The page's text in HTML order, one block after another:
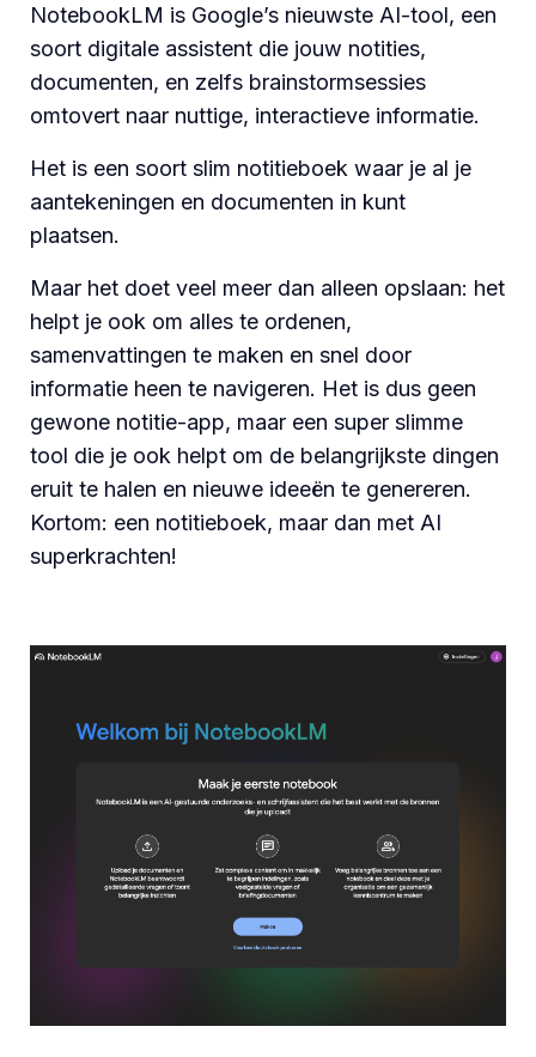
NotebookLM is Google’s nieuwste AI-tool, een
soort digitale assistent die jouw notities,
documenten, en zelfs brainstormsessies
omtovert naar nuttige, interactieve informatie.
Het is een soort slim notitieboek waar je al je
aantekeningen en documenten in kunt
plaatsen.
Maar het doet veel meer dan alleen opslaan: het
helpt je ook om alles te ordenen,
samenvattingen te maken en snel door
informatie heen te navigeren. Het is dus geen
gewone notitie-app, maar een super slimme
tool die je ook helpt om de belangrijkste dingen
eruit te halen en nieuwe ideeën te genereren.
Kortom: een notitieboek, maar dan met AI
superkrachten!